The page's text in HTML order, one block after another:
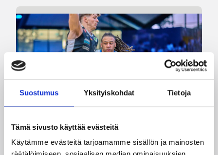
Suostumus Yksityiskohdat Tietoja
Tämä sivusto käyttää evästeitä
Käytämme evästeitä tarjoamamme sisällön ja mainosten
Korisliiga 05.08.2026 11:34